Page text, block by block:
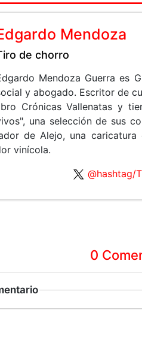
Mendoza
de chorro
Mendoza Guerra es
y abogado. Escritor de
Crónicas Vallenatas y
una selección de sus
de Alejo, una
vinícola.
@hashtag/
0